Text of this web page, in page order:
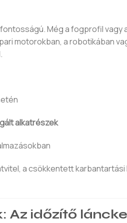
Még a fogprofil vagy
motorokban, a robotikában
alkatrészek
a csökkentett
Az időzítő